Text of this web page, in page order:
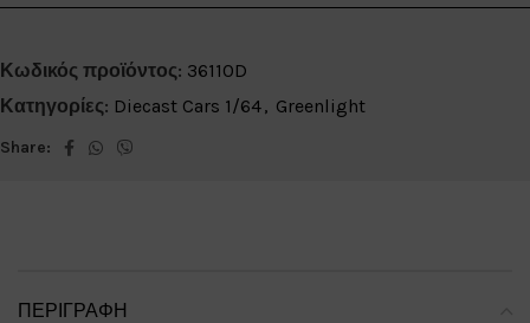
Κωδικός προϊόντος: 36110D
Κατηγορίες: Diecast Cars 1/64, Greenlight
Share:
ΠΕΡΙΓΡΑΦΉ